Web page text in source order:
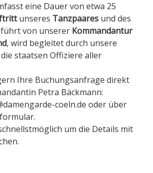
eine Dauer von etwa 25
unseres Tanzpaares und des
von unserer Kommandantur
, wird begleitet durch unsere
staatsen Offiziere aller
Ihre Buchungsanfrage direkt
Petra Bäckmann:
coeln.de oder über
um die Details mit